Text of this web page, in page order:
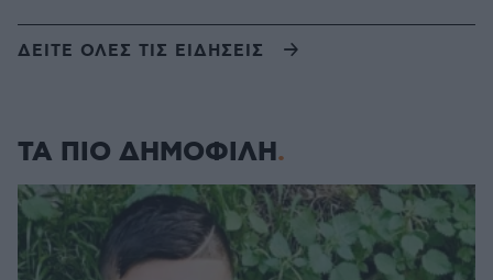
ΔΕΙΤΕ ΟΛΕΣ ΤΙΣ ΕΙΔΗΣΕΙΣ
ΤΑ ΠΙΟ ΔΗΜΟΦΙΛΗ